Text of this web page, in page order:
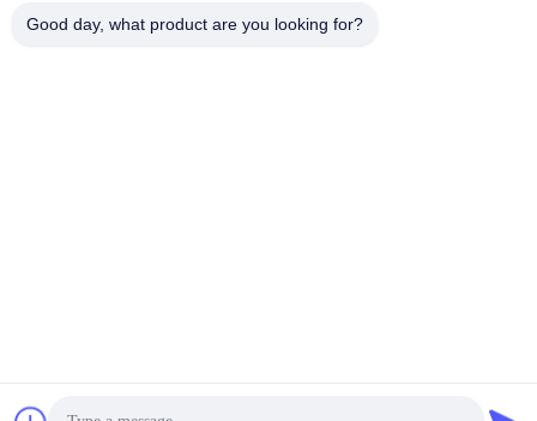
Good day, what product are you looking for?